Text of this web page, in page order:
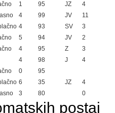
1 95 JZ
4
4 99 JV
11
4 93 SV
3
5 94 JV
2
4 95 Z
3
4 98 J
4
0
95
6 35 JZ
4
3 80 0
postaj